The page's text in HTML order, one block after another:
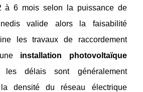
à 6 mois selon la puissance de
valide alors la faisabilité
les travaux de raccordement
installation photovoltaïque
les délais sont généralement
densité du réseau électrique